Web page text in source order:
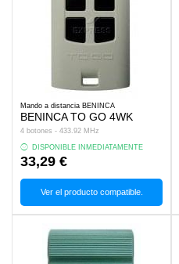
Mando a distancia BENINCA
BENINCA TO GO 4WK
4 botones - 433.92 MHz
DISPONIBLE INMEDIATAMENTE
33,29 €
Ver el producto compatible.